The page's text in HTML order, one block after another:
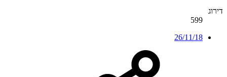
דירוג
599
26/11/18